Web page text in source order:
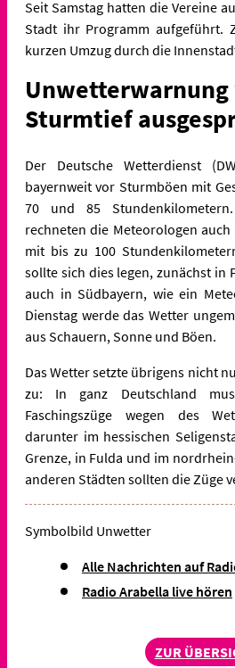
Seit Samstag hatten die Vereine
Stadt ihr Programm aufgeführt.
kurzen Umzug durch die
Unwetterwarnung
Sturmtief
Der Deutsche Wetterdienst
bayernweit vor Sturmböen mit
70 und 85
rechneten die Meteorologen
mit bis zu 100
sollte sich dies legen, zunächst in
auch in Südbayern, wie ein
Dienstag werde das Wetter
aus Schauern, Sonne und Böen.
Das Wetter setzte übrigens nicht
zu: In ganz Deutschland
Faschingszüge wegen des
darunter im hessischen
Grenze, in Fulda und im
anderen Städten sollten die Züge
Symbolbild Unwetter
Alle Nachrichten auf
Radio Arabella live hören
ZUR